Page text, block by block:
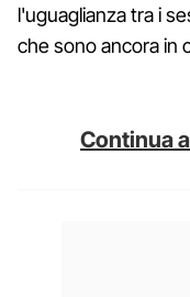
l'uguaglianza tra i
che sono ancora in
Continua